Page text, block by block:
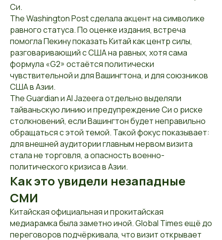
Си.
The Washington Post сделала акцент на символике
равного статуса. По оценке издания, встреча
помогла Пекину показать Китай как центр силы,
разговаривающий с США на равных, хотя сама
формула «G2» остаётся политически
чувствительной и для Вашингтона, и для союзников
США в Азии.
The Guardian и Al Jazeera отдельно выделяли
тайваньскую линию и предупреждение Си о риске
столкновений, если Вашингтон будет неправильно
обращаться с этой темой. Такой фокус показывает:
для внешней аудитории главным нервом визита
стала не торговля, а опасность военно-
политического кризиса в Азии.
Как это увидели незападные
СМИ
Китайская официальная и прокитайская
медиарамка была заметно иной. Global Times ещё до
переговоров подчёркивала, что визит открывает